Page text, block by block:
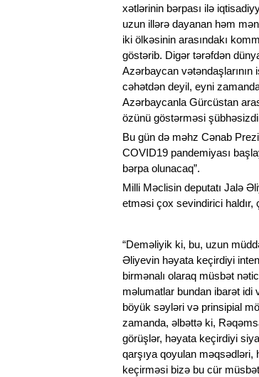
xətlərinin bərpası ilə
uzun illərə dayanan həm
iki ölkəsinin arasındakı
göstərib. Digər tərəfdən
Azərbaycan
cəhətdən deyil, eyni
Azərbaycanla Gürcüstan
özünü göstərməsi
Bu gün də məhz Cənab
COVID19 pandemiyası
bərpa olunacaq”.
Milli Məclisin deputatı Jalə
etməsi çox sevindirici
“Deməliyik ki, bu, uzun
Əliyevin həyata keçirdiyi
birmənalı olaraq müsbət
məlumatlar bundan ibarət idi
böyük səyləri və prinsipial
zamanda, əlbəttə ki,
görüşlər, həyata keçirdiyi
qarşıya qoyulan
keçirməsi bizə bu cür